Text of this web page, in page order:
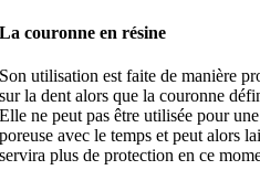
La couronne en résine
Son utilisation est faite de manière
sur la dent alors que la couronne
Elle ne peut pas être utilisée pour
poreuse avec le temps et peut alors
servira plus de protection en ce